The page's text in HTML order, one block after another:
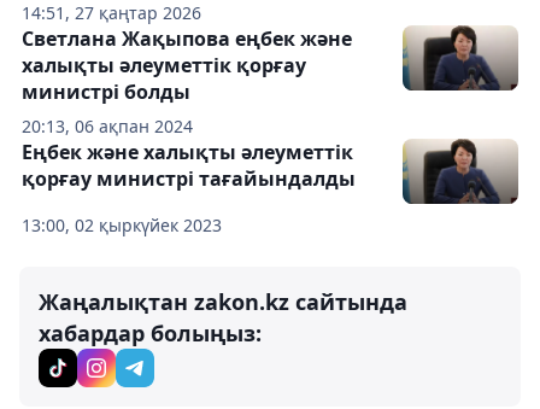
14:51, 27 қаңтар 2026
20:13, 06 ақпан 2024
Светлана Жақыпова еңбек және
халықты әлеуметтік қорғау
министрі болды
13:00, 02 қыркүйек 2023
Еңбек және халықты әлеуметтік
қорғау министрі тағайындалды
Жаңалықтан zakon.kz сайтында
хабардар болыңыз: